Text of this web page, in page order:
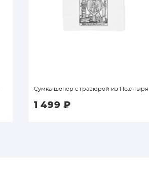
Сумка-шопер с гравюрой из Псалтыря
1 499 ₽